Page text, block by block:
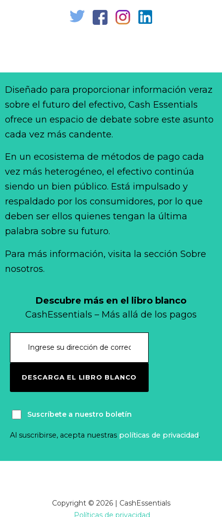
Descubre más en el libro blanco
CashEssentials – Más allá de los pagos
DESCARGA EL LIBRO BLANCO
Suscríbete a nuestro boletín
Al suscribirse, acepta nuestras políticas de privacidad.
Diseñado para proporcionar información veraz
sobre el futuro del efectivo, Cash Essentials
ofrece un espacio de debate sobre este asunto
cada vez más candente.
En un ecosistema de métodos de pago cada
vez más heterogéneo, el efectivo continúa
siendo un bien público. Está impulsado y
respaldado por los consumidores, por lo que
deben ser ellos quienes tengan la última
palabra sobre su futuro.
Para más información, visita la sección Sobre
nosotros.
Copyright © 2026 | CashEssentials
Políticas de privacidad